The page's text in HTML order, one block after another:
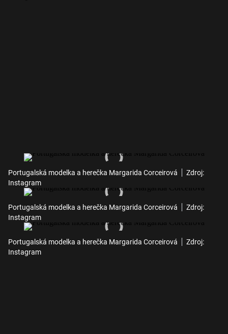
Portugalská modelka a herečka Margarida Corceirová
Zdroj:
Instagram
Portugalská modelka a herečka Margarida Corceirová
Zdroj:
Instagram
Portugalská modelka a herečka Margarida Corceirová
Zdroj:
Instagram